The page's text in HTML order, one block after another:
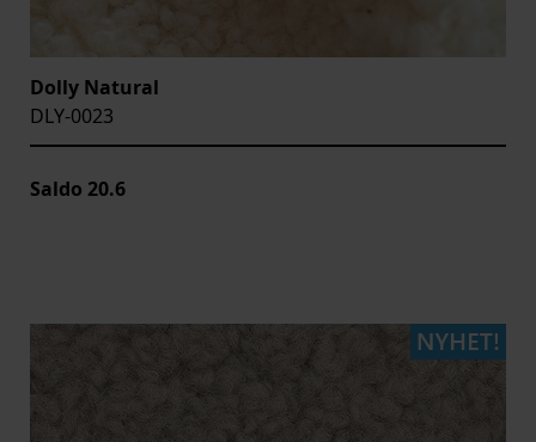
Dolly Natural
DLY-0023
Saldo 20.6